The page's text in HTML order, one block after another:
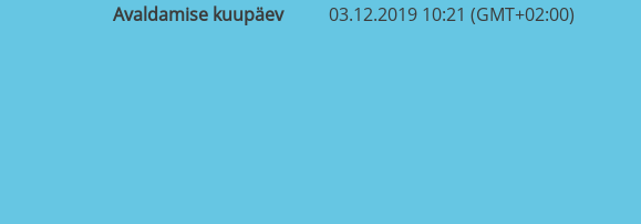
Avaldamise kuupäev
03.12.2019 10:21 (GMT+02:00)